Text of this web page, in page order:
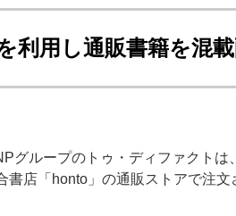
集記事 動画コンテンツ インタ
タル デジタル印刷 印刷通販
特集・デジタル印刷 アイデアで勝負！
軌道を描く
利用し通販書籍を混
グループのトゥ・ディファクト
書店「honto」の通販ストアで注